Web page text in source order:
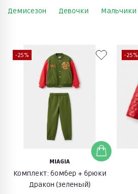
Демисезон Девочки Мальчики
-25%
MIAGIA
Комплект: бомбер + брюки
Дракон (зеленый)
-25%